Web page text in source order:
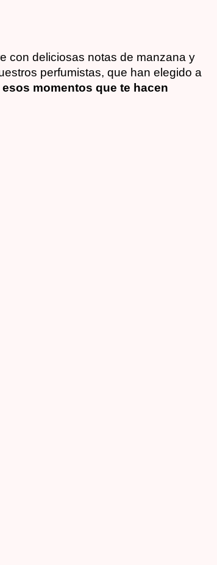
con deliciosas notas de manzana y
perfumistas, que han elegido a
momentos que te hacen